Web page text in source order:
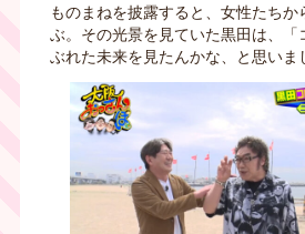
ものまねを披露すると、女性たちか
ぶ。その光景を見ていた黒田は、「
ぶれた未来を見たんかな、と思いま